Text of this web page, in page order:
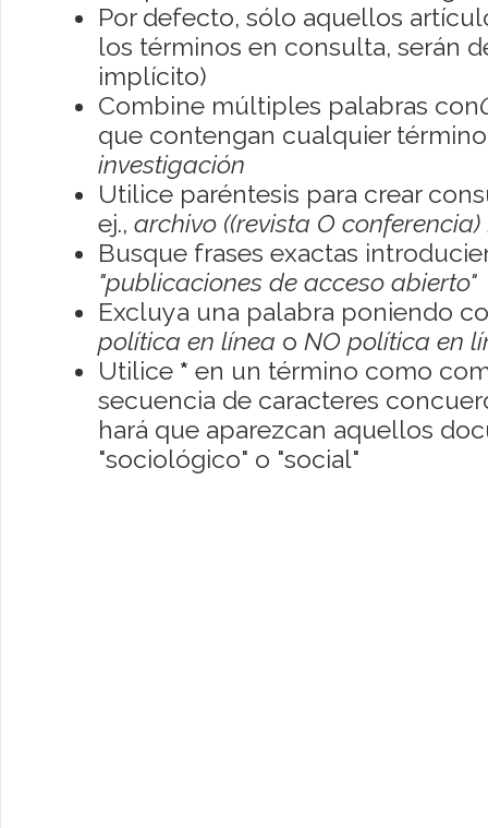
Por defecto, sólo aquellos
los términos en consulta, serán
implícito)
Combine múltiples palabras con
que contengan cualquier
investigación
Utilice paréntesis para crear
ej., archivo ((revista O conferencia)
Busque frases exactas
"publicaciones de acceso abierto"
Excluya una palabra poniendo
política en línea o NO política en
Utilice * en un término como
secuencia de caracteres
hará que aparezcan aquellos
"sociológico" o "social"